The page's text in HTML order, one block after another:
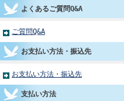
よくあるご質問Q&A
ご質問Q&A
お支払い方法・振込先
お支払い方法・振込先
支払い方法